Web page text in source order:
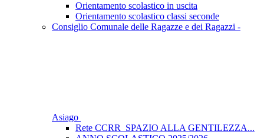
Orientamento scolastico in uscita
Orientamento scolastico classi seconde
Consiglio Comunale delle Ragazze e dei Ragazzi -
Asiago
Rete CCRR_SPAZIO ALLA GENTILEZZA...